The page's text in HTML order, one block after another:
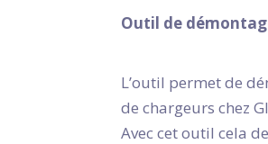
Outil de
L’outil permet de
de chargeurs chez
Avec cet outil cela